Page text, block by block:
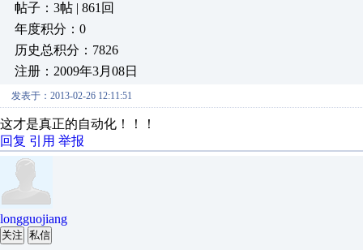
帖子：3帖 | 861回
年度积分：0
历史总积分：7826
注册：2009年3月08日
发表于：2013-02-26 12:11:51
这才是真正的自动化！！！
回复 引用 举报
longguojiang
关注 私信